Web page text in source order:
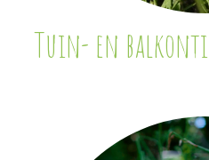
Tuin- en